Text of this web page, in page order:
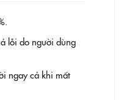
lỗi do người dùng
ngay cả khi mất